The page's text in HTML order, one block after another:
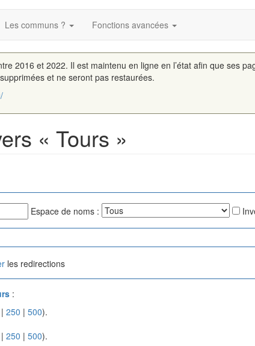
Les communs ? Fonctions avancées
2016 et 2022. Il est maintenu en ligne en l’état afin que ses
et ne seront pas restaurées.
« Tours »
Espace de noms :
les redirections
:
| 250 | 500).
| 250 | 500).